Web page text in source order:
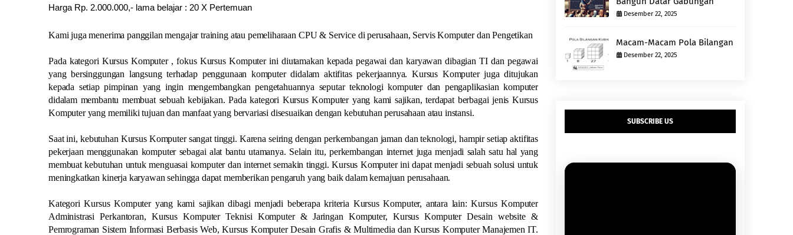
Harga Rp. 2.000.000,- lama belajar : 20 X Pertemuan
Kami juga menerima panggilan mengajar training atau pemeliharaan CPU & Service di perusahaan, Servis Komputer dan Pengetikan
Pada kategori Kursus Komputer , fokus Kursus Komputer ini diutamakan kepada pegawai dan karyawan dibagian TI dan pegawai
yang bersinggungan langsung terhadap penggunaan komputer didalam aktifitas pekerjaannya. Kursus Komputer juga ditujukan
kepada setiap pimpinan yang ingin mengembangkan pengetahuannya seputar teknologi komputer dan pengaplikasian komputer
didalam membantu membuat sebuah kebijakan. Pada kategori Kursus Komputer yang kami sajikan, terdapat berbagai jenis Kursus
Komputer yang memiliki tujuan dan manfaat yang bervariasi disesuaikan dengan kebutuhan perusahaan atau instansi.
Saat ini, kebutuhan Kursus Komputer sangat tinggi. Karena seiring dengan perkembangan jaman dan teknologi, hampir setiap aktifitas
pekerjaan menggunakan komputer sebagai alat bantu utamanya. Selain itu, perkembangan internet juga menjadi salah satu hal yang
membuat kebutuhan untuk menguasai komputer dan internet semakin tinggi. Kursus Komputer ini dapat menjadi sebuah solusi untuk
meningkatkan kinerja karyawan sehingga dapat memberikan pengaruh yang baik dalam kemajuan perusahaan.
Kategori Kursus Komputer yang kami sajikan dibagi menjadi beberapa kriteria Kursus Komputer, antara lain: Kursus Komputer
Administrasi Perkantoran, Kursus Komputer Teknisi Komputer & Jaringan Komputer, Kursus Komputer Desain website &
Pemrograman Sistem Informasi Berbasis Web, Kursus Komputer Desain Grafis & Multimedia dan Kursus Komputer Manajemen IT.
Desember 22, 2025
Macam-Macam Pola Bilangan
Desember 22, 2025
SUBSCRIBE US